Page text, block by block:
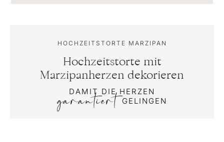
HOCHZEITSTORTE MARZIPAN
Hochzeitstorte mit
Marzipanherzen dekorieren
DAMIT DIE HERZEN
garantiert GELINGEN